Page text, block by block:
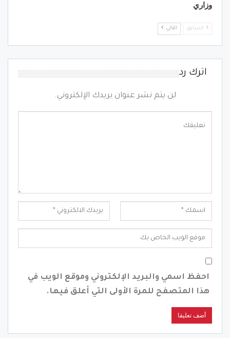
وزاري
السابق التالي
اترك رد
لن يتم نشر عنوان بريدك الإلكتروني.
احفظ اسمي والبريد الإلكتروني وموقع الويب في
هذا المتصفح للمرة الأولى التي أعلق فيها.